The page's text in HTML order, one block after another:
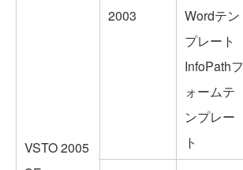
VSTO 2005
2003
Wordテン
プレート
InfoPathフ
ォームテ
ンプレー
ト